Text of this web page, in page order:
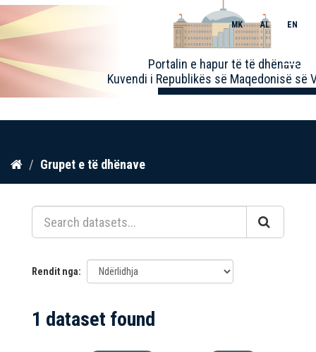
Kalo
përmbajtja
Portalin e hapur të të dhënave
Kuvendi i Republikës së Maqedonisë së
MK AL EN
Toggle
Grupet e të dhënave
Rendit nga
1 dataset found